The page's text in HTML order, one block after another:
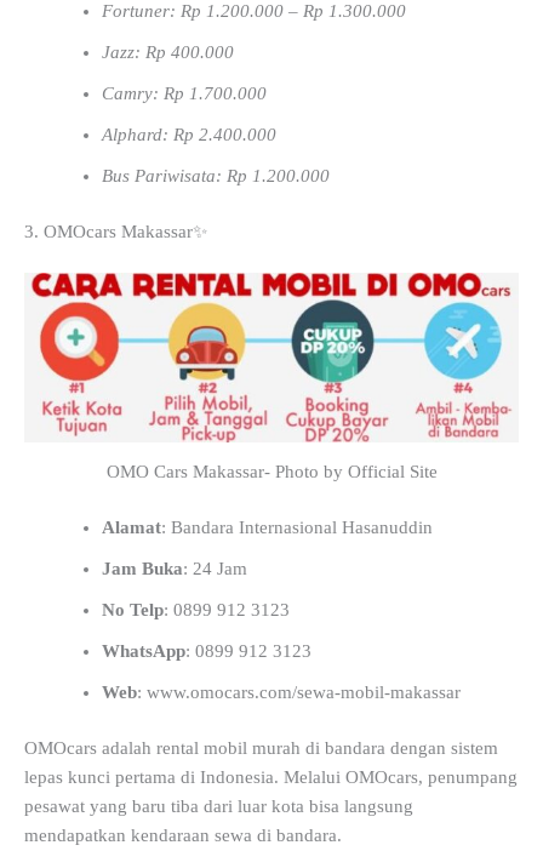
Fortuner: Rp 1.200.000 – Rp 1.300.000
Jazz: Rp 400.000
Camry: Rp 1.700.000
Alphard: Rp 2.400.000
Bus Pariwisata: Rp 1.200.000
3. OMOcars Makassar✨
OMO Cars Makassar- Photo by Official Site
Alamat: Bandara Internasional Hasanuddin
Jam Buka: 24 Jam
No Telp: 0899 912 3123
WhatsApp: 0899 912 3123
Web: www.omocars.com/sewa-mobil-makassar
OMOcars adalah rental mobil murah di bandara dengan sistem
lepas kunci pertama di Indonesia. Melalui OMOcars, penumpang
pesawat yang baru tiba dari luar kota bisa langsung
mendapatkan kendaraan sewa di bandara.